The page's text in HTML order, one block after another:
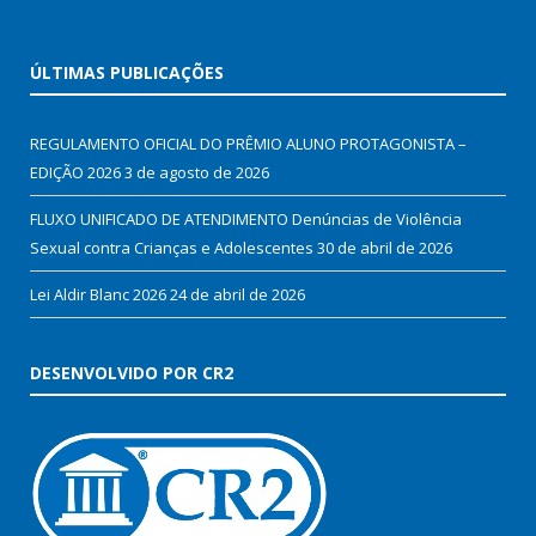
ÚLTIMAS PUBLICAÇÕES
REGULAMENTO OFICIAL DO PRÊMIO ALUNO PROTAGONISTA –
EDIÇÃO 20263 de agosto de 2026
FLUXO UNIFICADO DE ATENDIMENTO Denúncias de Violência
Sexual contra Crianças e Adolescentes 30 de abril de 2026
Lei Aldir Blanc 202624 de abril de 2026
DESENVOLVIDO POR CR2